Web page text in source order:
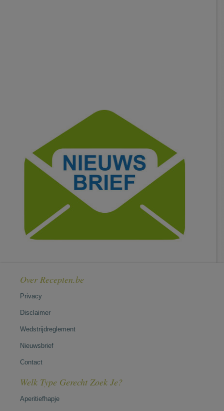
Over Recepten.be
Privacy
Disclaimer
Wedstrijdreglement
Nieuwsbrief
Contact
Welk Type Gerecht Zoek Je?
Aperitiefhapje